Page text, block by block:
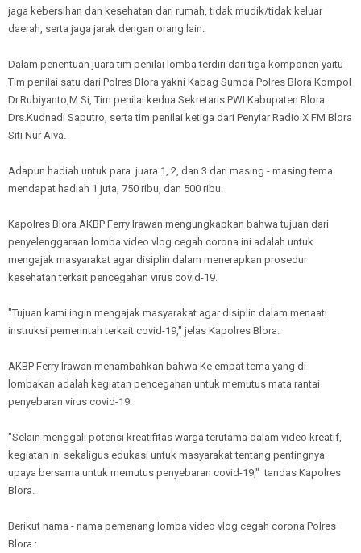
jaga kebersihan dan kesehatan dari rumah, tidak mudik/tidak keluar
daerah, serta jaga jarak dengan orang lain.
Dalam penentuan juara tim penilai lomba terdiri dari tiga komponen yaitu
Tim penilai satu dari Polres Blora yakni Kabag Sumda Polres Blora Kompol
Dr.Rubiyanto,M.Si, Tim penilai kedua Sekretaris PWI Kabupaten Blora
Drs.Kudnadi Saputro, serta tim penilai ketiga dari Penyiar Radio X FM Blora
Siti Nur Aiva.
Adapun hadiah untuk para juara 1, 2, dan 3 dari masing - masing tema
mendapat hadiah 1 juta, 750 ribu, dan 500 ribu.
Kapolres Blora AKBP Ferry Irawan mengungkapkan bahwa tujuan dari
penyelenggaraan lomba video vlog cegah corona ini adalah untuk
mengajak masyarakat agar disiplin dalam menerapkan prosedur
kesehatan terkait pencegahan virus covid-19.
"Tujuan kami ingin mengajak masyarakat agar disiplin dalam menaati
instruksi pemerintah terkait covid-19," jelas Kapolres Blora.
AKBP Ferry Irawan menambahkan bahwa Ke empat tema yang di
lombakan adalah kegiatan pencegahan untuk memutus mata rantai
penyebaran virus covid-19.
"Selain menggali potensi kreatifitas warga terutama dalam video kreatif,
kegiatan ini sekaligus edukasi untuk masyarakat tentang pentingnya
upaya bersama untuk memutus penyebaran covid-19," tandas Kapolres
Blora.
Berikut nama - nama pemenang lomba video vlog cegah corona Polres
Blora :